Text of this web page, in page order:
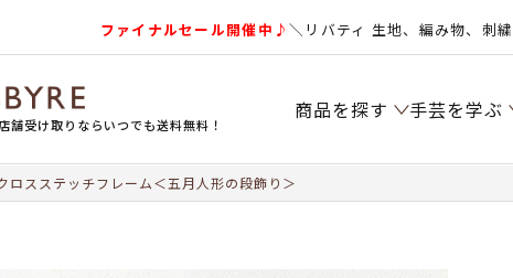
ファイナルセール開催中♪＼リバティ 生地、編み物、刺
受け取りならいつでも送料無料！
商品を探す 手芸を学ぶ
ロスステッチフレーム＜五月人形の段飾り＞